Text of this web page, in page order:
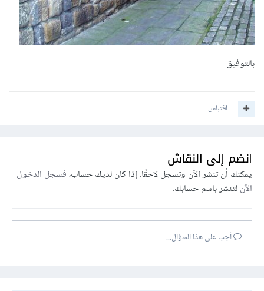
بالتوفيق
اقتباس
انضم إلى النقاش
يمكنك أن تنشر الآن وتسجل لاحقًا. إذا كان لديك حساب،فسجل الدخول
الآنلتنشر باسم حسابك.
أجب على هذا السؤال...